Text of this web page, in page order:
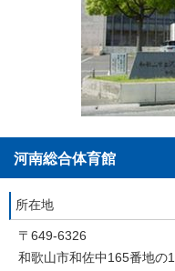
河南総合体育館
所在地
〒649-6326
和歌山市和佐中165番地の1